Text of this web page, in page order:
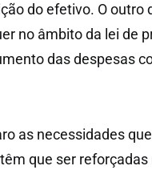
do efetivo. O outro
no âmbito da lei de
das despesas
as necessidades
que ser